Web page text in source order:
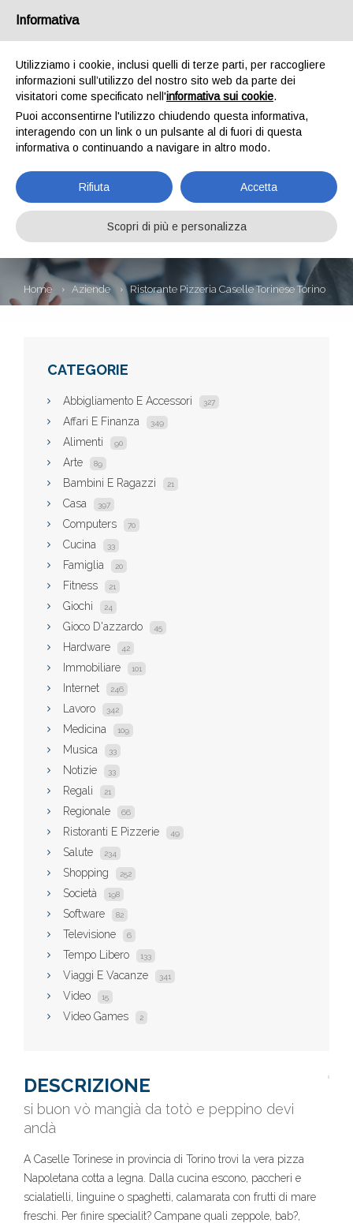
RISTORANTE
PIZZERIA CASELLE
TORINESE TORINO
Home Aziende Ristorante Pizzeria Caselle Torinese Torino
CATEGORIE
Abbigliamento E Accessori 327
Affari E Finanza 349
Alimenti 90
Arte 89
Bambini E Ragazzi 21
Casa 397
Computers 70
Cucina 33
Famiglia 20
Fitness 21
Giochi 24
Gioco D'azzardo 45
Hardware 42
Immobiliare 101
Internet 246
Lavoro 342
Medicina 109
Musica 33
Notizie 33
Regali 21
Regionale 66
Ristoranti E Pizzerie 49
Salute 234
Shopping 252
Società 198
Software 82
Televisione 6
Tempo Libero 133
Viaggi E Vacanze 341
Video 15
Video Games 2
DESCRIZIONE
si buon vò mangià da totò e peppino devi
andà
A Caselle Torinese in provincia di Torino trovi la vera pizza
Napoletana cotta a legna. Dalla cucina escono, paccheri e
scialatielli, linguine o spaghetti, calamarata con frutti di mare
freschi. Per finire specialit? Campane quali zeppole, bab?,
Informativa
Utilizziamo i cookie, inclusi quelli di terze parti, per raccogliere
informazioni sull’utilizzo del nostro sito web da parte dei
visitatori come specificato nell'informativa sui cookie.
Puoi acconsentirne l'utilizzo chiudendo questa informativa,
interagendo con un link o un pulsante al di fuori di questa
informativa o continuando a navigare in altro modo.
Rifiuta Accetta
Scopri di più e personalizza